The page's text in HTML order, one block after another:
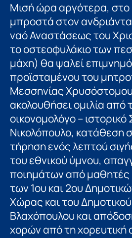
Μισή ώρα αργότερα, στο
μπροστά στον
ναό Αναστάσεως του
το οστεοφυλάκιο των
μάχη) θα ψαλεί
προϊσταμένου του
Μεσσηνίας
ακολουθήσει ομιλία από
οικονομολόγο –
Νικολόπουλο, κατάθεση
τήρηση ενός λεπτού
του εθνικού ύμνου,
ποιημάτων από μαθητές
των 1ου και 2ου
Χώρας και του
Βλαχόπουλου και
χορών από τη χορευτική